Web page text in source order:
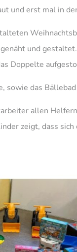
und erst mal in
und
Doppelte
sowie das
allen
zeigt, dass